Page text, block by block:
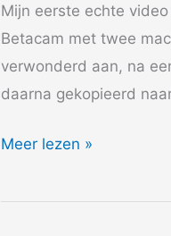
Mijn eerste echte
Betacam met twee
verwonderd aan, na
daarna gekopieerd
1991
Steden
Meer lezen »